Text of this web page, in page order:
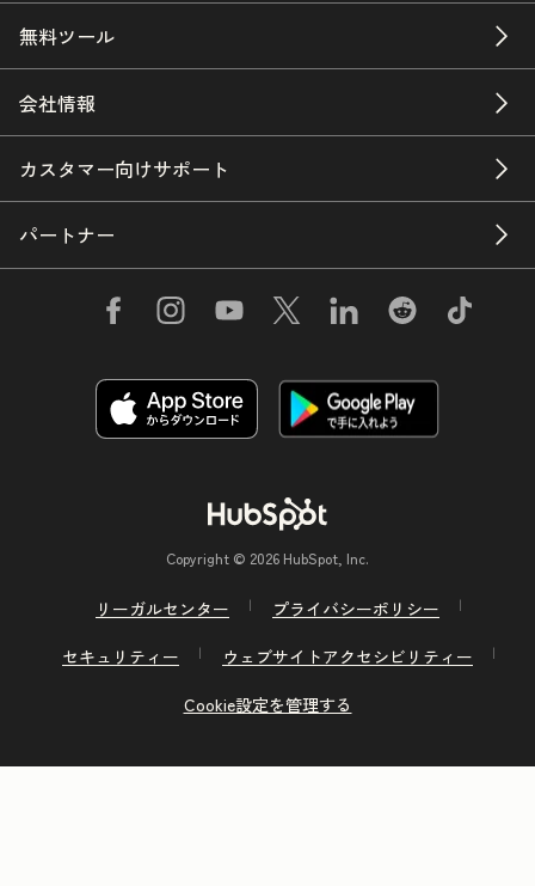
無料ツール
会社情報
カスタマー向けサポート
パートナー
Copyright © 2026 HubSpot, Inc.
リーガルセンター
プライバシーポリシー
セキュリティー
ウェブサイトアクセシビリティー
Cookie設定を管理する